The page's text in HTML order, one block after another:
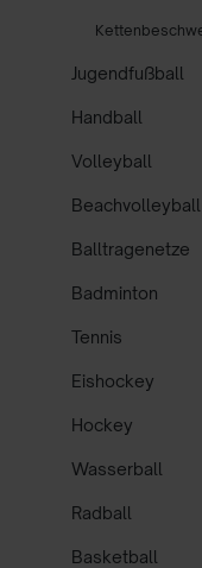
Jugendfußball
Handball
Volleyball
Beachvolleyball
Balltragenetze
Badminton
Tennis
Eishockey
Hockey
Wasserball
Radball
Basketball